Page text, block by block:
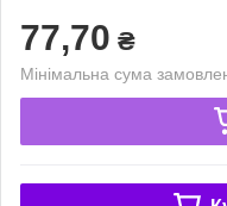
77,70 ₴
Мінімальна сума